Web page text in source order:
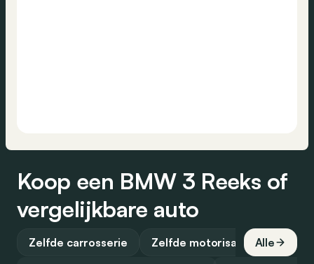
Koop een BMW 3 Reeks of
vergelijkbare auto
Zelfde carrosserie Zelfde motorisatie Alle